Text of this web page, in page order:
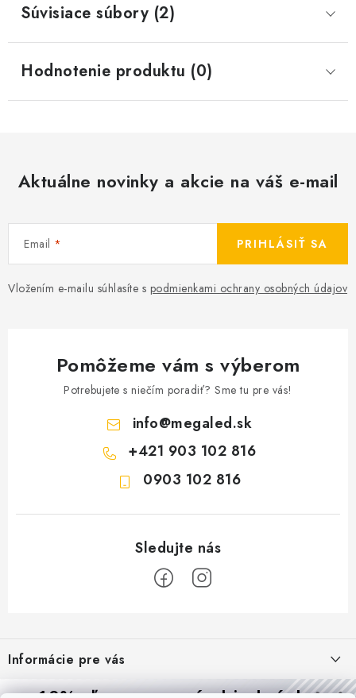
Súvisiace súbory (2)
Hodnotenie produktu (0)
Aktuálne novinky a akcie na váš e-mail
Email
Vložením e-mailu súhlasíte s podmienkami ochrany osobných údajov
PRIHLÁSIŤ SA
Pomôžeme vám s výberom
Potrebujete s niečím poradiť? Sme tu pre vás!
info@megaled.sk
+421 903 102 816
0903 102 816
p
ä
Informácie pre vás
Reklamácie a formulár na odstúpenie od zmluvy